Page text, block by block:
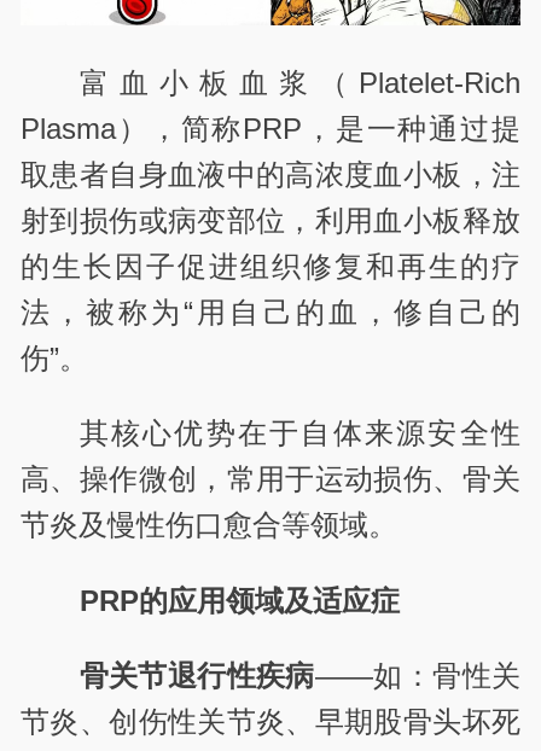
富血小板血浆（Platelet-Rich
Plasma），简称PRP，是一种通过提
取患者自身血液中的高浓度血小板，注
射到损伤或病变部位，利用血小板释放
的生长因子促进组织修复和再生的疗
法，被称为“用自己的血，修自己的
伤”。
其核心优势在于自体来源安全性
高、操作微创，常用于运动损伤、骨关
节炎及慢性伤口愈合等领域。
PRP的应用领域及适应症
骨关节退行性疾病——如：骨性关
节炎、创伤性关节炎、早期股骨头坏死